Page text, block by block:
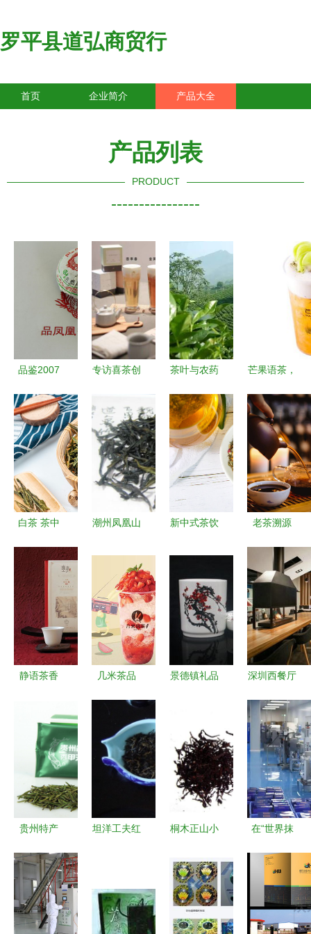
罗平县道弘商贸行
首页 企业简介 产品大全
产品列表
PRODUCT
----------------
品鉴2007
古德出品
凤凰贡沱生
茶的岁月印
记
专访喜茶创
人排队”传
闻到品牌坚
守，融资亿
元不急于扩
张，坚持直
营路
茶叶与农药
康与安全的
平衡
芒果语茶，
茗，开启您
的财富新篇
章
白茶 茶中
风骨
潮州凤凰山
品味乌叶单
丛的清香幽
扬
新中式茶饮
下的决明子
冬瓜荷叶茶
老茶溯源
时光之旅
静语茶香
物拍摄的艺
术与情感
几米茶品
现代美学的
交融
景德镇礼品
家 优质工
艺与价格指
南
深圳西餐厅
式与经典款
定制指南
贵州特产
芽 品质绿
茶的精粹
坦洋工夫红
质选择
桐木正山小
正宗品质与
精致礼盒的
完美结合
在“世界抹
厂”品贵
州“茶魅力”